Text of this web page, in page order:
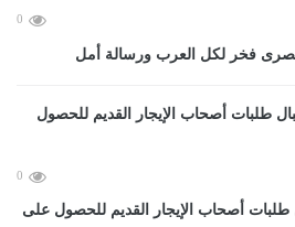
0
فخر لكل العرب ورسالة أمل
0
أصحاب الإيجار القديم للحصول على